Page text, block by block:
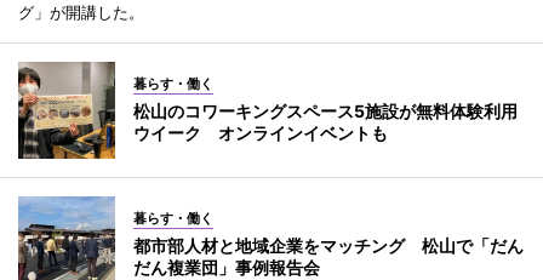
グ」が開講した。
暮らす・働く
松山のコワーキングスペース5施設が無料体験利用
ウイーク オンラインイベントも
暮らす・働く
都市部人材と地域企業をマッチング 松山で「だん
だん複業団」事例報告会